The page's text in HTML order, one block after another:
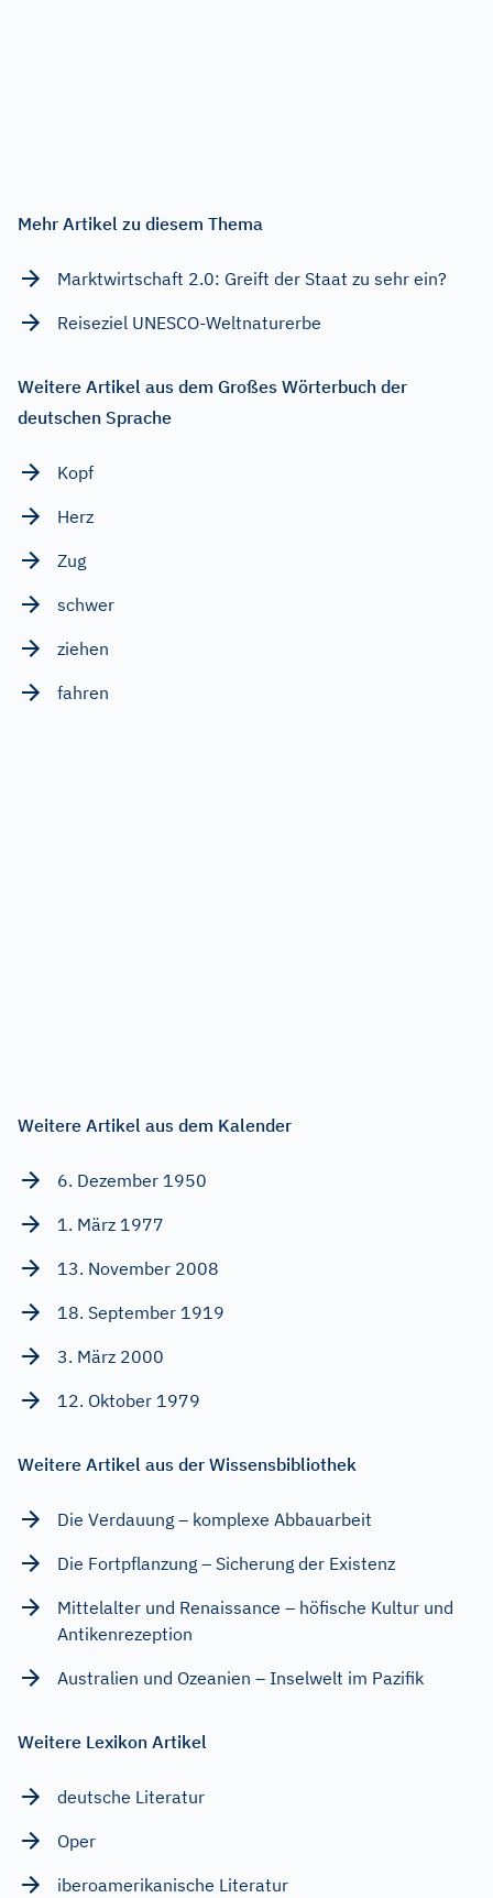
Mehr Artikel zu diesem Thema
Marktwirtschaft 2.0: Greift der Staat zu sehr ein?
Reiseziel UNESCO-Weltnaturerbe
Weitere Artikel aus dem Großes Wörterbuch der
deutschen Sprache
Kopf
Herz
Zug
schwer
ziehen
fahren
Weitere Artikel aus dem Kalender
6. Dezember 1950
1. März 1977
13. November 2008
18. September 1919
3. März 2000
12. Oktober 1979
Weitere Artikel aus der Wissensbibliothek
Die Verdauung – komplexe Abbauarbeit
Die Fortpflanzung – Sicherung der Existenz
Mittelalter und Renaissance – höfische Kultur und
Antikenrezeption
Australien und Ozeanien – Inselwelt im Pazifik
Weitere Lexikon Artikel
deutsche Literatur
Oper
iberoamerikanische Literatur